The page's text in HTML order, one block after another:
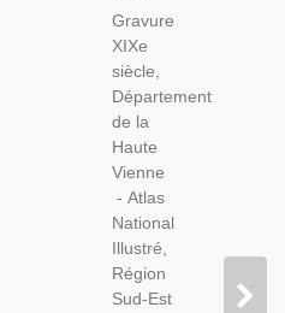
Vienne
1846,
Levasseur,
- Atlas
National
Illustré
Levasseur
Gravure
XIXe
siècle,
Département
de la
Haute
Vienne
- Atlas
National
Illustré,
Région
Sud-Est